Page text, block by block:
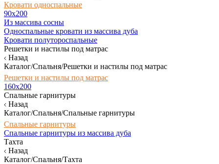
Кровати односпальные
90х200
Из массива сосны
Односпальные кровати из массива дуба
Кровати полутороспальные
Решетки и настилы под матрас
Назад
Каталог/Спальня/Решетки и настилы под матрас
Решетки и настилы под матрас
160х200
Спальные гарнитуры
Назад
Каталог/Спальня/Спальные гарнитуры
Спальные гарнитуры
Спальные гарнитуры из массива дуба
Тахта
Назад
Каталог/Спальня/Тахта